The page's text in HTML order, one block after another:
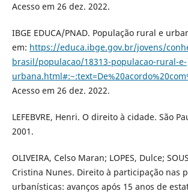
Acesso em 26 dez. 2022.
IBGE EDUCA/PNAD. População rural e
em: https://educa.ibge.gov.br/jovens/
brasil/populacao/18313-populacao-rural-e-
Acesso em 26 dez. 2022.
LEFEBVRE, Henri. O direito à cidade. São
2001.
OLIVEIRA, Celso Maran; LOPES, Dulce;
Cristina Nunes. Direito à participação nas
urbanísticas: avanços após 15 anos de